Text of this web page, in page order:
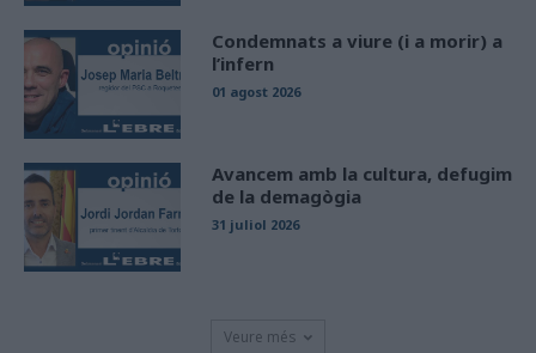
Condemnats a viure (i a morir) a
l’infern
01 agost 2026
Avancem amb la cultura, defugim
de la demagògia
31 juliol 2026
Veure més